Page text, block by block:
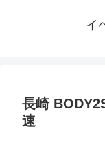
イ
長崎
速